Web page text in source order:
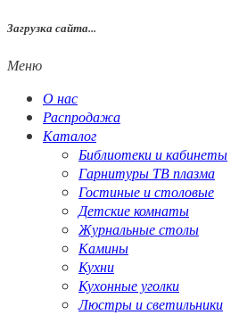
Загрузка сайта...
Меню
О нас
Распродажа
Каталог
Библиотеки и кабинеты
Гарнитуры ТВ плазма
Гостиные и столовые
Детские комнаты
Журнальные столы
Камины
Кухни
Кухонные уголки
Люстры и светильники